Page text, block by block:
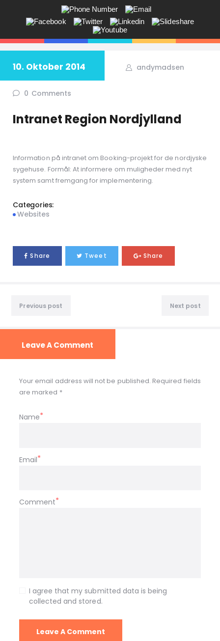
ANDY V.S. MADSEN:
KOMMUNIKATION, COACHING,
EVENTS, NETVÆRK,
Får du ikke sagt tingene på den rigtige måde? Savner du flere kunder
i butikken? Jeg hjælper dig!
10. Oktober 2014 andymadsen
0 Comments
Intranet Region Nordjylland
Information på intranet om Booking-projekt for de nordjyske
sygehuse. Formål: At informere om muligheder med nyt
system samt fremgang for implementering.
Categories:
Websites
Share Tweet Share
Previous post Next post
Leave A Comment
Your email address will not be published. Required fields
are marked *
Name
Email
Comment
I agree that my submitted data is being
collected and stored.